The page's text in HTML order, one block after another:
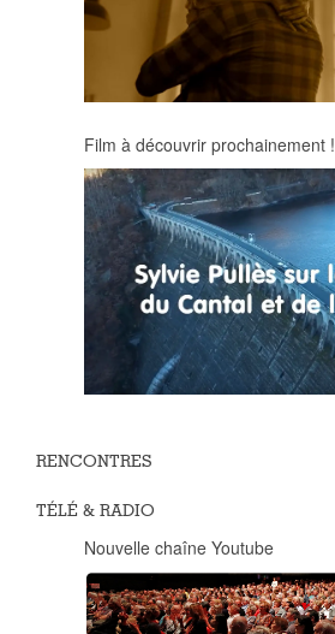
Film à découvrir prochainement !
RENCONTRES
TÉLÉ & RADIO
Nouvelle chaîne Youtube